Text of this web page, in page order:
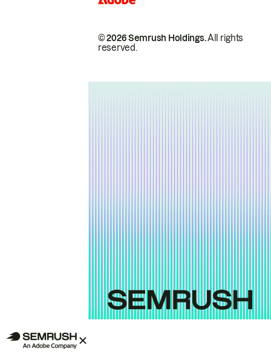
© 2026 Semrush Holdings.All rights
reserved.